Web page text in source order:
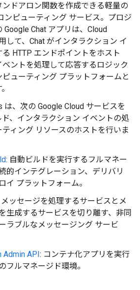
ドアロン関数を作成できる軽量の
ンピューティング サービス。プロジ
Google Chat アプリは、Cloud
して、Chat がインタラクション イ
HTTP エンドポイントをホスト
ベントを処理して応答するロジック
ューティング プラットフォームと
は、次の Google Cloud サービスを
、インタラクション イベントの処
ィング リソースのホストを行いま
: 自動ビルドを実行するフルマネー
的インテグレーション、デリバリ
イ プラットフォーム。
メッセージを処理するサービスとメ
生成するサービスを切り離す、非同
ラブルなメッセージング サービ
Admin API: コンテナ化アプリを実行
フルマネージド環境。